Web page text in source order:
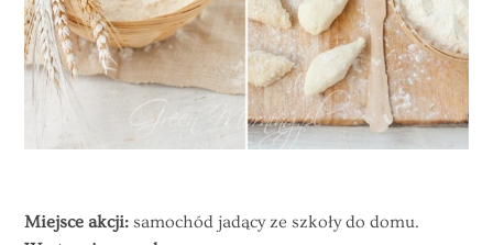
Miejsce akcji: samochód jadący ze szkoły do domu.